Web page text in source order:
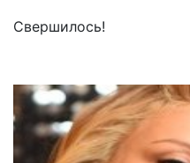
Свершилось!